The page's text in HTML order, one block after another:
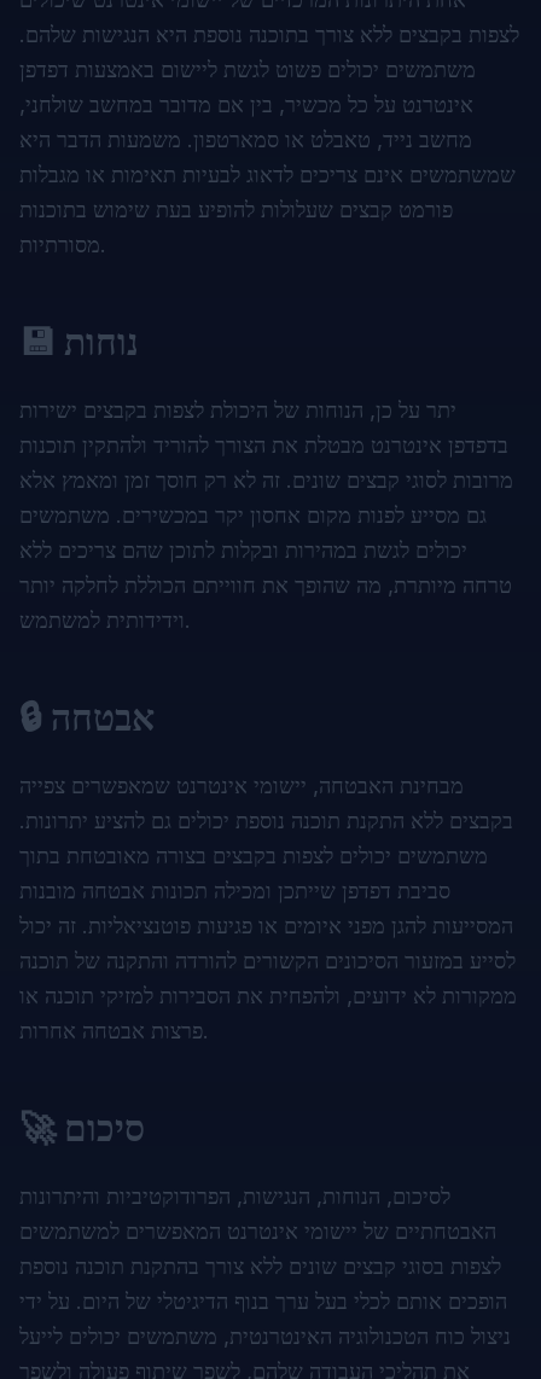
לצפות בקבצים ללא צורך בתוכנה נוספת היא הנגישות שלהם.
משתמשים יכולים פשוט לגשת ליישום באמצעות דפדפן
אינטרנט על כל מכשיר, בין אם מדובר במחשב שולחני,
מחשב נייד, טאבלט או סמארטפון. משמעות הדבר היא
שמשתמשים אינם צריכים לדאוג לבעיות תאימות או מגבלות
פורמט קבצים שעלולות להופיע בעת שימוש בתוכנות
מסורתיות.
💾 נוחות
יתר על כן, הנוחות של היכולת לצפות בקבצים ישירות
בדפדפן אינטרנט מבטלת את הצורך להוריד ולהתקין תוכנות
מרובות לסוגי קבצים שונים. זה לא רק חוסך זמן ומאמץ אלא
גם מסייע לפנות מקום אחסון יקר במכשירים. משתמשים
יכולים לגשת במהירות ובקלות לתוכן שהם צריכים ללא
טרחה מיותרת, מה שהופך את חווייתם הכוללת לחלקה יותר
וידידותית למשתמש.
🔒 אבטחה
מבחינת האבטחה, יישומי אינטרנט שמאפשרים צפייה
בקבצים ללא התקנת תוכנה נוספת יכולים גם להציע יתרונות.
משתמשים יכולים לצפות בקבצים בצורה מאובטחת בתוך
סביבת דפדפן שייתכן ומכילה תכונות אבטחה מובנות
המסייעות להגן מפני איומים או פגיעות פוטנציאליות. זה יכול
לסייע במזעור הסיכונים הקשורים להורדה והתקנה של תוכנה
ממקורות לא ידועים, ולהפחית את הסבירות למזיקי תוכנה או
פרצות אבטחה אחרות.
🚀 סיכום
לסיכום, הנוחות, הנגישות, הפרודוקטיביות והיתרונות
האבטחתיים של יישומי אינטרנט המאפשרים למשתמשים
לצפות בסוגי קבצים שונים ללא צורך בהתקנת תוכנה נוספת
הופכים אותם לכלי בעל ערך בנוף הדיגיטלי של היום. על ידי
ניצול כוח הטכנולוגיה האינטרנטית, משתמשים יכולים לייעל
את תהליכי העבודה שלהם, לשפר שיתוף פעולה ולשפר